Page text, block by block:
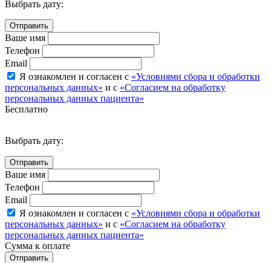
Выбрать дату:
Ваше имя
Телефон
Email
Я ознакомлен и согласен с «Условиями сбора и обработки
персональных данных» и с «Согласием на обработку
персональных данных пациента»
Бесплатно
Выбрать дату:
Ваше имя
Телефон
Email
Я ознакомлен и согласен с «Условиями сбора и обработки
персональных данных» и с «Согласием на обработку
персональных данных пациента»
Сумма к оплате